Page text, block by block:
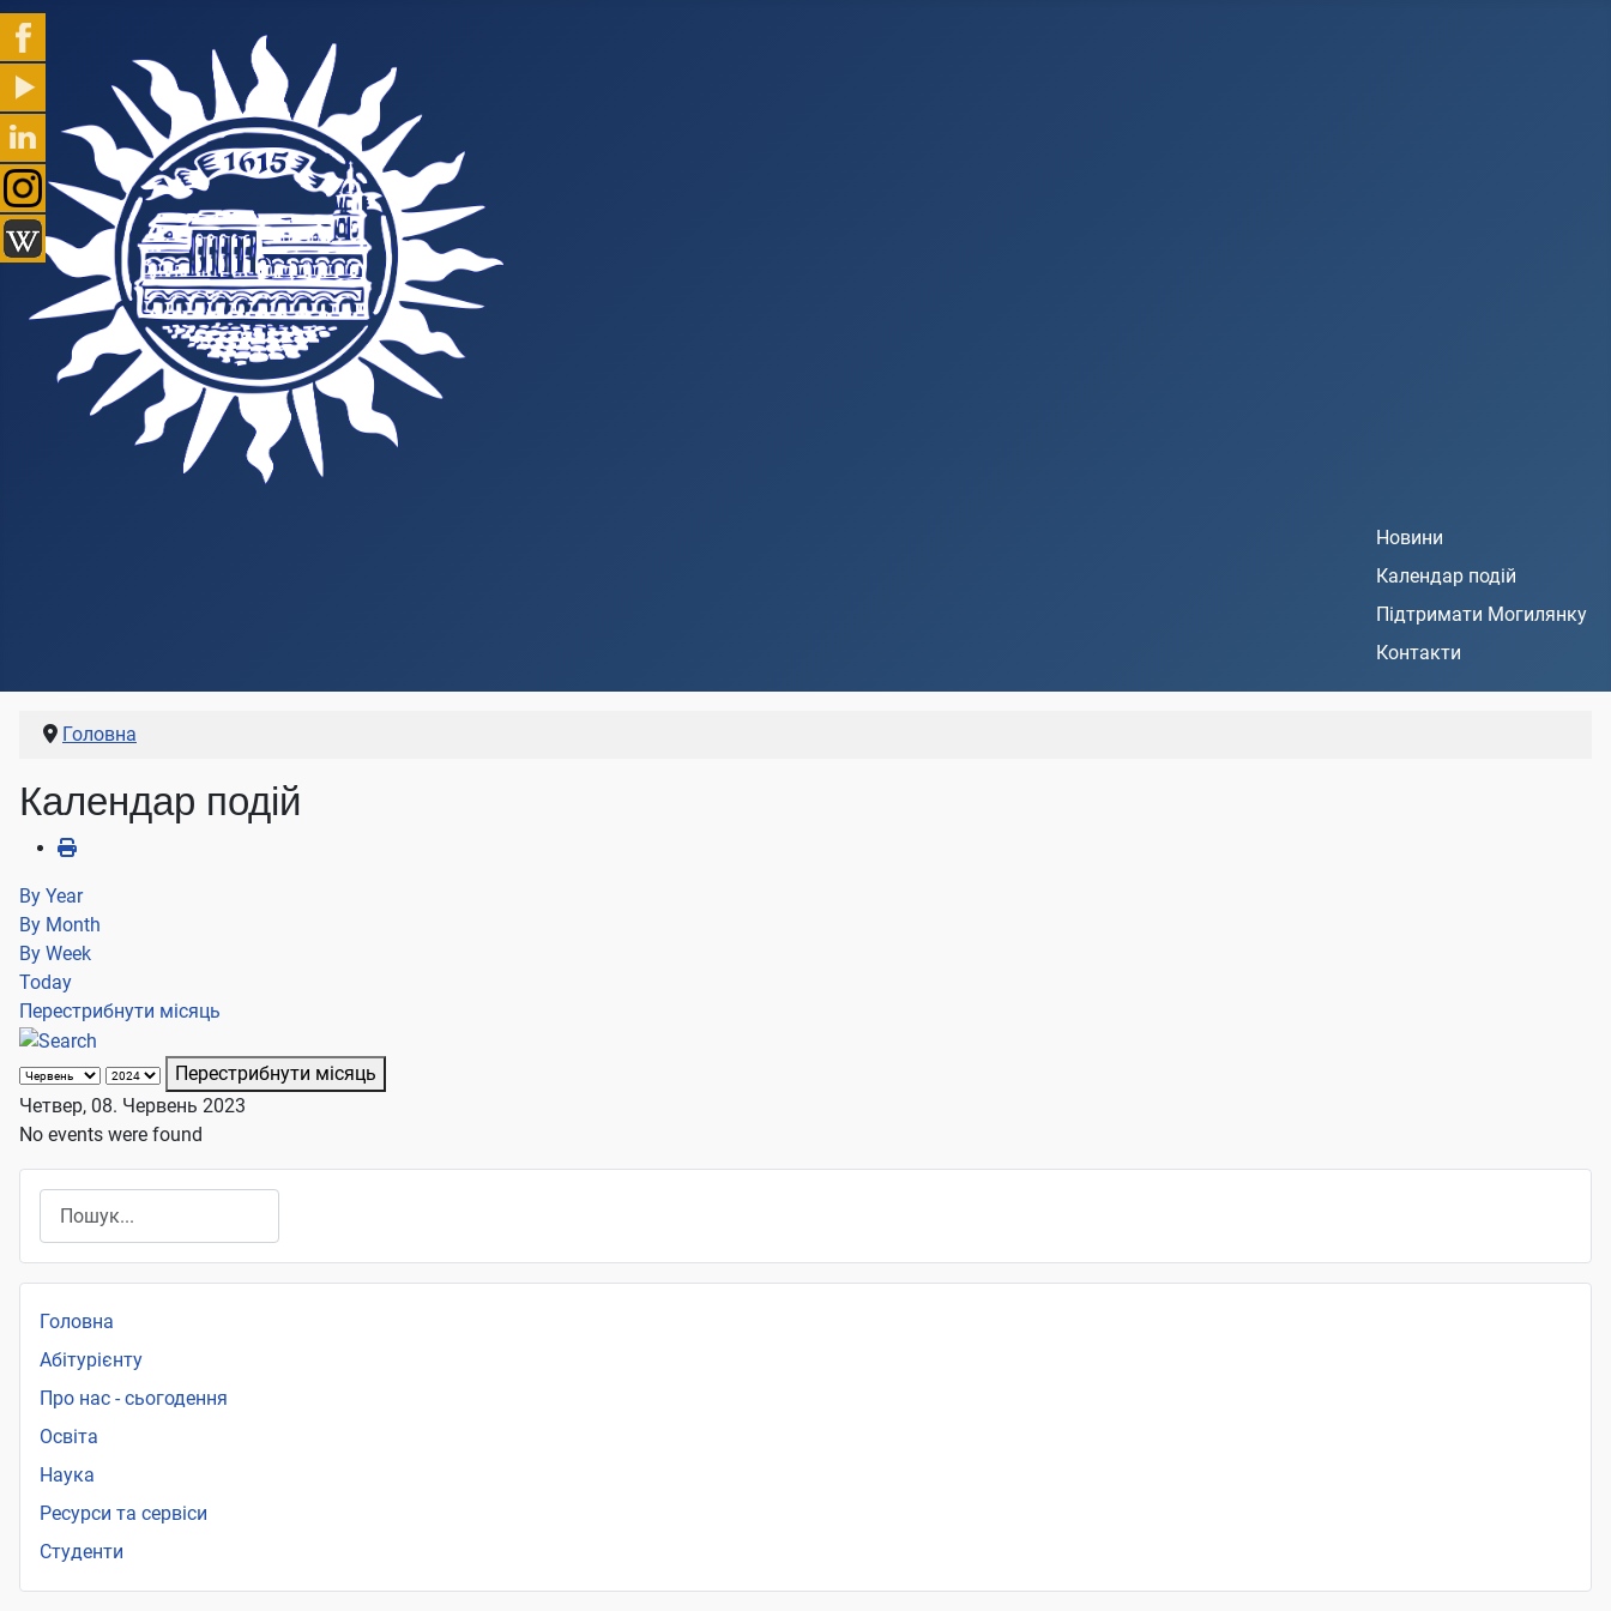
Новини
Календар подій
Підтримати Могилянку
Контакти
Головна
Календар подій
By Year
By Month
By Week
Today
Перестрибнути місяць
Перестрибнути місяць
Четвер, 08. Червень 2023
No events were found
Головна
Абітурієнту
Про нас - сьогодення
Освіта
Наука
Ресурси та сервіси
Студенти